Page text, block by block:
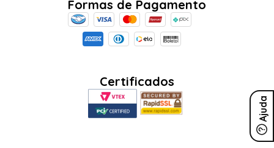
Ajuda
Formas de Pagamento
Certificados